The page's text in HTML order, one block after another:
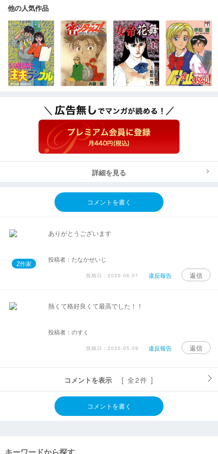
他の人気作品
詳細を見る
コメントを書く
Z作家
ありがとうございます
投稿者：たなかせいじ
投稿日：2020.06.01 違反報告 返信
熱くて格好良くて最高でした！！
投稿者：のすく
投稿日：2020.05.09 違反報告 返信
コメントを表示 [ 全2件 ]
コメントを書く